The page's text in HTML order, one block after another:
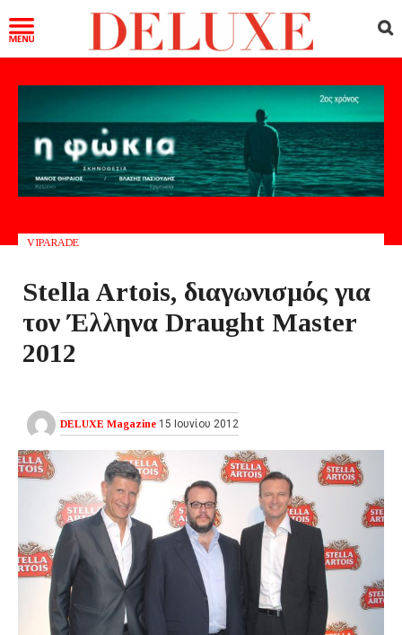
VIPARADE
Stella Artois, διαγωνισμός για
τον Έλληνα Draught Master
2012
DELUXE Magazine 15 Ιουνίου 2012